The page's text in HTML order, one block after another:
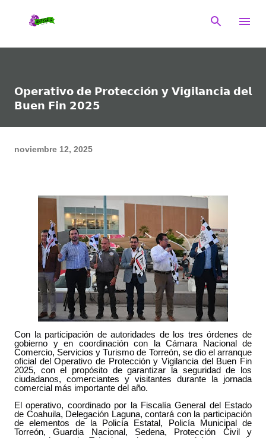
𝗢𝗽𝗲𝗿𝗮𝘁𝗶𝘃𝗼 𝗱𝗲 𝗣𝗿𝗼𝘁𝗲𝗰𝗰𝗶𝗼́𝗻 𝘆 𝗩𝗶𝗴𝗶𝗹𝗮𝗻𝗰𝗶𝗮 𝗱𝗲𝗹
𝗕𝘂𝗲𝗻 𝗙𝗶𝗻 𝟮𝟬𝟮𝟱
noviembre 12, 2025
Con la participación de autoridades de los tres órdenes de
gobierno y en coordinación con la Cámara Nacional de
Comercio, Servicios y Turismo de Torreón, se dio el arranque
oficial del Operativo de Protección y Vigilancia del Buen Fin
2025, con el propósito de garantizar la seguridad de los
ciudadanos, comerciantes y visitantes durante la jornada
comercial más importante del año.
El operativo, coordinado por la Fiscalía General del Estado
de Coahuila, Delegación Laguna, contará con la participación
de elementos de la Policía Estatal, Policía Municipal de
Torreón, Guardia Nacional, Sedena, Protección Civil y